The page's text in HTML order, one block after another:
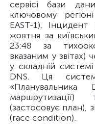
сервісі бази
ключовому
EAST-1).
жовтня за
23:48 за
вказаним у звітах)
у складній
DNS. Ця
(застосовує план),
(race condition).